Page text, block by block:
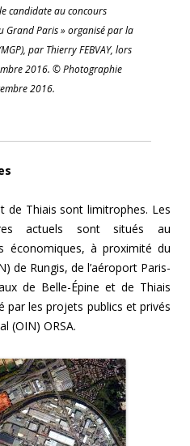
candidate au concours
Grand Paris » organisé par la
par Thierry FEBVAY, lors
2016. © Photographie
2016.
de Thiais sont limitrophes. Les
actuels sont situés au
économiques, à proximité du
de Rungis, de l’aéroport Paris-
de Belle-Épine et de Thiais
par les projets publics et privés
(OIN) ORSA.